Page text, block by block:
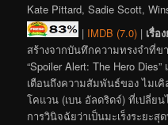
Kate Pittard, Sadie Scott,
| IMDB (7.0) | เรื่อ
สร้างจากบันทึกความทรงจำที่ข
“Spoiler Alert: The Hero
เตือนถึงความสัมพันธ์ของ ไมเ
โคแวน (เบน อัลดริดจ์) ที่เปลี่ย
การวินิจฉัยว่าเป็นมะเร็งระยะสุ